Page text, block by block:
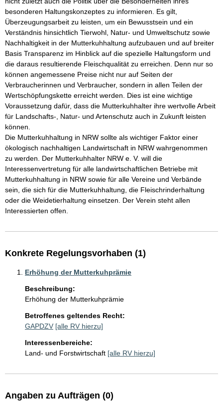
besonderen Haltungskonzeptes zu informieren. Es gilt,
Überzeugungsarbeit zu leisten, um ein Bewusstsein und ein
Verständnis hinsichtlich Tierwohl, Natur- und Umweltschutz sowie
Nachhaltigkeit in der Mutterkuhhaltung aufzubauen und auf breiter
Basis Transparenz im Hinblick auf die spezielle Haltungsform und
die daraus resultierende Fleischqualität zu erreichen. Denn nur so
können angemessene Preise nicht nur auf Seiten der
Verbraucherinnen und Verbraucher, sondern in allen Teilen der
Wertschöpfungskette erreicht werden. Dies ist eine wichtige
Voraussetzung dafür, dass die Mutterkuhhalter ihre wertvolle Arbeit
für Landschafts-, Natur- und Artenschutz auch in Zukunft leisten
können.
Die Mutterkuhhaltung in NRW sollte als wichtiger Faktor einer
ökologisch nachhaltigen Landwirtschaft in NRW wahrgenommen
zu werden. Der Mutterkuhhalter NRW e. V. will die
Interessenvertretung für alle landwirtschaftlichen Betriebe mit
Mutterkuhhaltung in NRW sowie für alle Vereine und Verbände
sein, die sich für die Mutterkuhhaltung, die Fleischrinderhaltung
oder die Weidetierhaltung einsetzen. Der Verein steht allen
Konkrete Regelungsvorhaben (1)
Erhöhung der Mutterkuhprämie
Beschreibung:
Erhöhung der Mutterkuhprämie
Betroffenes geltendes Recht:
GAPDZV [alle RV hierzu]
Interessenbereiche:
Land- und Forstwirtschaft [alle RV hierzu]
Angaben zu Aufträgen (0)